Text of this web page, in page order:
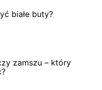
białe buty?
zamszu – który